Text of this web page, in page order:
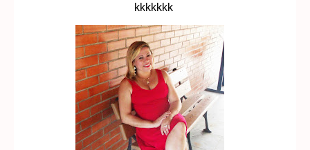
kkkkkkk